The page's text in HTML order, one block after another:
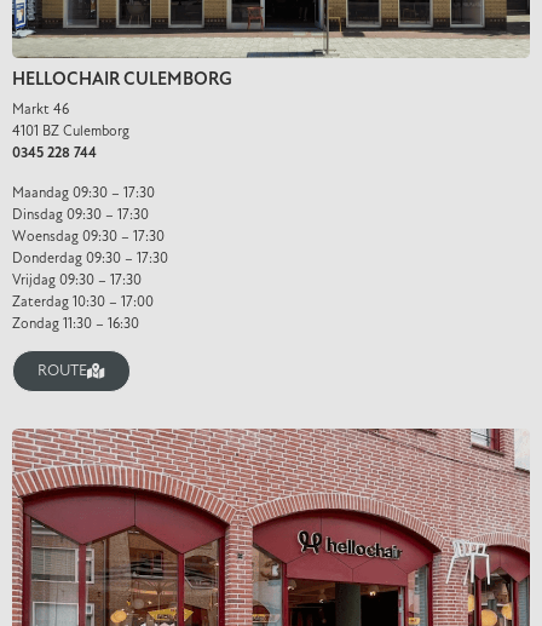
HELLOCHAIR CULEMBORG
Markt 46
4101 BZ Culemborg
0345 228 744
Maandag 09:30 – 17:30
Dinsdag 09:30 – 17:30
Woensdag 09:30 – 17:30
Donderdag 09:30 – 17:30
Vrijdag 09:30 – 17:30
Zaterdag 10:30 – 17:00
Zondag 11:30 – 16:30
ROUTE